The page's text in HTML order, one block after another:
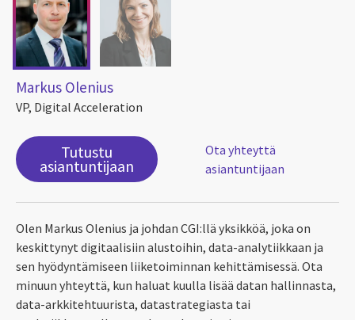
Markus Olenius
VP, Digital Acceleration
Tutustu
asiantuntijaan
Ota yhteyttä
asiantuntijaan
Olen Markus Olenius ja johdan CGI:llä yksikköä, joka on
keskittynyt digitaalisiin alustoihin, data-analytiikkaan ja
sen hyödyntämiseen liiketoiminnan kehittämisessä. Ota
minuun yhteyttä, kun haluat kuulla lisää datan hallinnasta,
data-arkkitehtuurista, datastrategiasta tai